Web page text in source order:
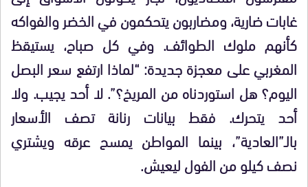
غابات ضارية، ومضاربون يتحكمون في الخضر والفواكه
كأنهم ملوك الطوائف. وفي كل صباح، يستيقظ
المغربي على معجزة جديدة: “لماذا ارتفع سعر البصل
اليوم؟ هل استوردناه من المريخ؟”. لا أحد يجيب. ولا
أحد يتحرك. فقط بيانات رنانة تصف الأسعار
بالـ”العادية”، بينما المواطن يمسح عرقه ويشتري
نصف كيلو من الفول ليعيش.